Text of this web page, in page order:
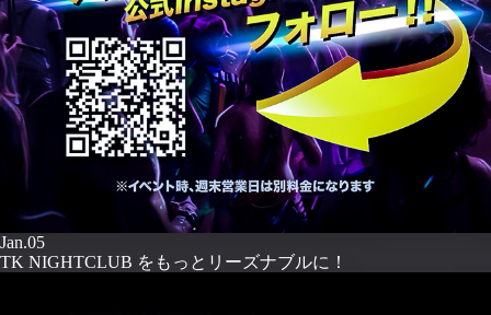
Jan.05
TK NIGHTCLUB をもっとリーズナブルに！